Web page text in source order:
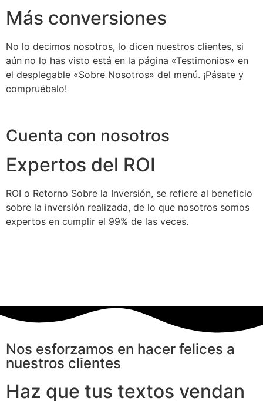
Más conversiones
No lo decimos nosotros, lo dicen nuestros clientes, si
aún no lo has visto está en la página «Testimonios» en
el desplegable «Sobre Nosotros» del menú. ¡Pásate y
compruébalo!
Cuenta con nosotros
Expertos del ROI
ROI o Retorno Sobre la Inversión, se refiere al beneficio
sobre la inversión realizada, de lo que nosotros somos
expertos en cumplir el 99% de las veces.
Nos esforzamos en hacer felices a
nuestros clientes
Haz que tus textos vendan